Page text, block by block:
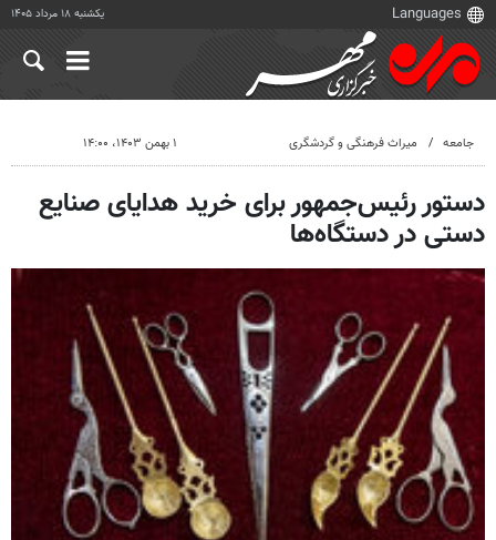
یکشنبه ۱۸ مرداد ۱۴۰۵
جامعه میراث فرهنگی و گردشگری ۱ بهمن ۱۴۰۳، ۱۴:۰۰
دستور رئیس‌جمهور برای خرید هدایای صنایع
دستی در دستگاه‌ها